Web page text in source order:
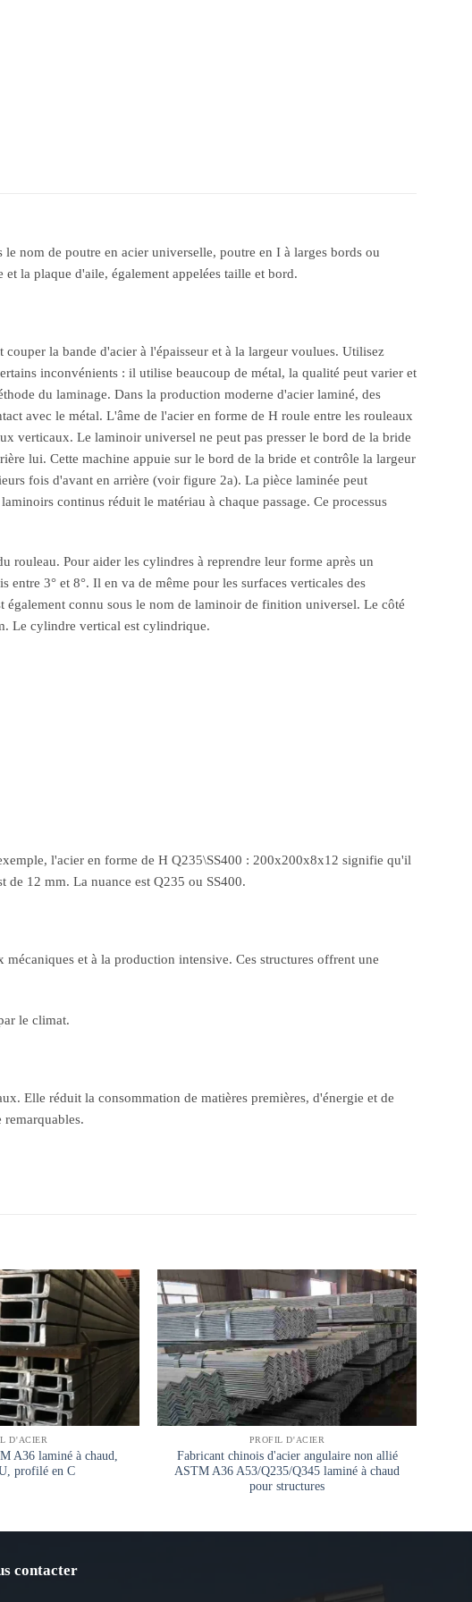
nom de poutre en acier universelle, poutre en I à larges bords ou
la plaque d'aile, également appelées taille et bord.
la bande d'acier à l'épaisseur et à la largeur voulues. Utilisez
inconvénients : il utilise beaucoup de métal, la qualité peut varier et
du laminage. Dans la production moderne d'acier laminé, des
avec le métal. L'âme de l'acier en forme de H roule entre les rouleaux
verticaux. Le laminoir universel ne peut pas presser le bord de la bride
lui. Cette machine appuie sur le bord de la bride et contrôle la largeur
fois d'avant en arrière (voir figure 2a). La pièce laminée peut
continus réduit le matériau à chaque passage. Ce processus
rouleau. Pour aider les cylindres à reprendre leur forme après un
3° et 8°. Il en va de même pour les surfaces verticales des
connu sous le nom de laminoir de finition universel. Le côté
Le cylindre vertical est cylindrique.
l'acier en forme de H Q235\SS400 : 200x200x8x12 signifie qu'il
de 12 mm. La nuance est Q235 ou SS400.
et à la production intensive. Ces structures offrent une
le climat.
Elle réduit la consommation de matières premières, d'énergie et de
D'ACIER
A36 laminé à chaud,
profilé en C
PROFIL D'ACIER
Fabricant chinois d'acier angulaire non allié
ASTM A36 A53/Q235/Q345 laminé à chaud
pour structures
contacter